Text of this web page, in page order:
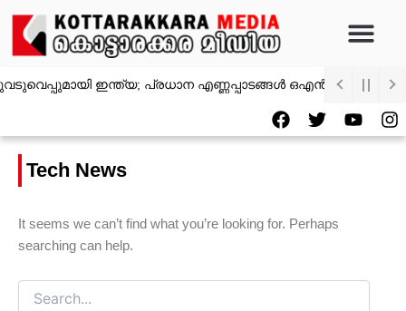
content
ഇന്ത്യ; പ്രധാന എണ്ണപ്പാടങ്ങൾ ഒഎൻജിസി
F
a
o
T
w
r
Y
o
I
n
Tech News
It seems we can’t find what you’re looking for. Perhaps
searching can help.
for: